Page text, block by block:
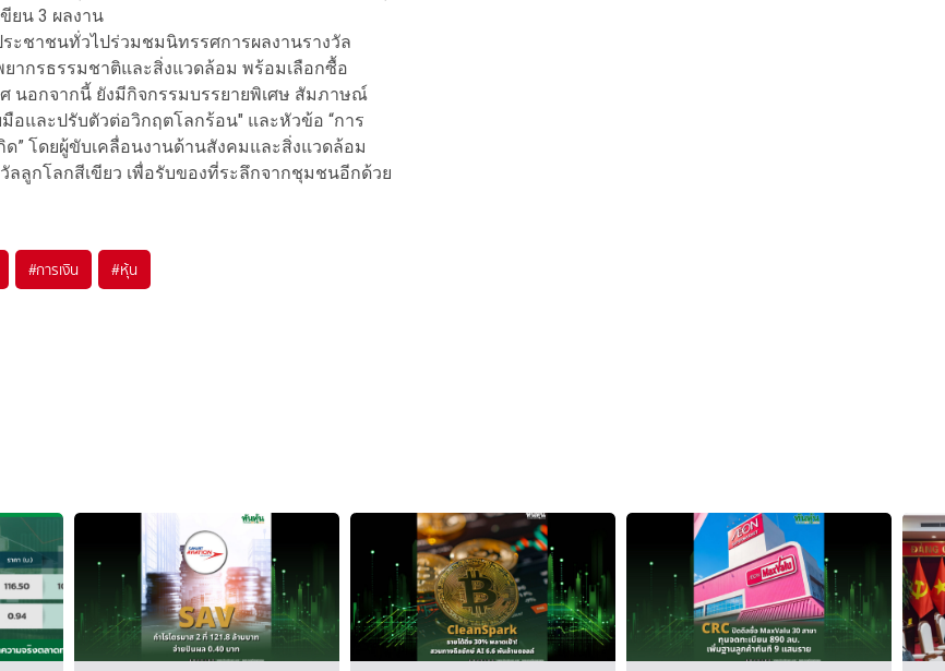
ยน 3 ผลงาน
ะชาชนทั่วไปร่วมชมนิทรรศการผลงานรางวัล
ากรธรรมชาติและสิ่งแวดล้อม พร้อมเลือกซื้อ
นอกจากนี้ ยังมีกิจกรรมบรรยายพิเศษ สัมภาษณ์
อและปรับตัวต่อวิกฤตโลกร้อน" และหัวข้อ “การ
” โดยผู้ขับเคลื่อนงานด้านสังคมและสิ่งแวดล้อม
ลูกโลกสีเขียว เพื่อรับของที่ระลึกจากชุมชนอีกด้วย
#การเงิน #หุ้น